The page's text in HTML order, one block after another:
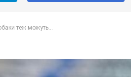
теж можуть...